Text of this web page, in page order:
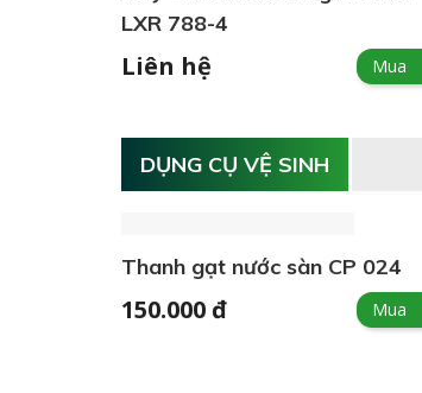
LXR 788-4
Liên hệ Mua
DỤNG CỤ VỆ SINH
Thanh gạt nước sàn CP 024
150.000 đ Mua